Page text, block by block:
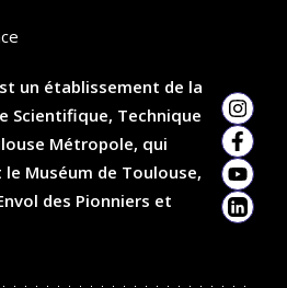
un établissement de la
Scientifique, Technique
Métropole, qui
Muséum de Toulouse,
des Pionniers et